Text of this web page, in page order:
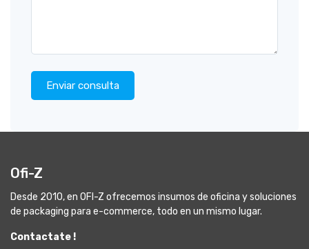
Enviar consulta
Ofi-Z
Desde 2010, en OFI-Z ofrecemos insumos de oficina y soluciones
de packaging para e-commerce, todo en un mismo lugar.
Contactate !